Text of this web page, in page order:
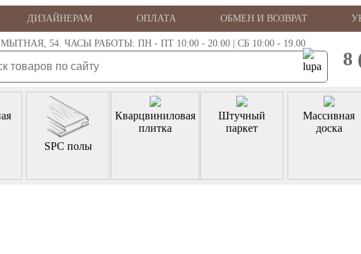
ДИЗАЙНЕРАМ ОПЛАТА ОБМЕН И ВОЗВРАТ
54. ЧАСЫ РАБОТЫ: ПН - ПТ 10:00 - 20.00 | СБ 10:00 - 19.00
8
SPC полы
Кварцвиниловая
плитка
Штучный
паркет
Массивная
доска